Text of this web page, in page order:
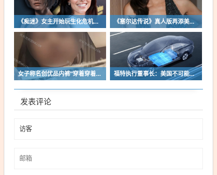
《痴迷》女主开始玩生化危机了！自曝有参演机会 《塞尔达传说》真人版再添美女！曾出演冯小刚电影
女子称名创优品内裤“穿着穿着掉了”让其颜面尽失 品牌方客服回应：已启动紧急调查 福特执行董事长：美国不可能永远把中国车企挡在门外 进来也有信心击败
发表评论